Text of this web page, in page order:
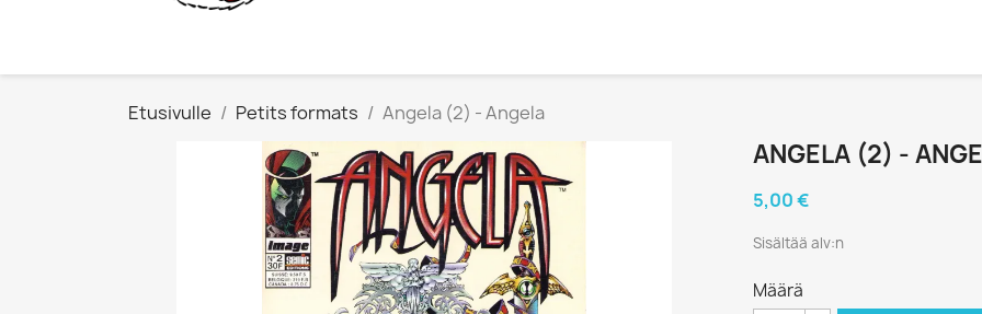
Etusivulle Petits formats Angela (2) - Angela
ANGELA (2) -
5,00 €
Sisältää alv:n
Määrä